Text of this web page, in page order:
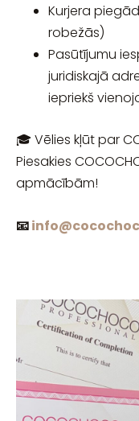
Kurjera
robežās)
Pasūtījumu
juridiskajā
iepriekš
🎓 Vēlies kļūt par
Piesakies
apmācībām!
📧